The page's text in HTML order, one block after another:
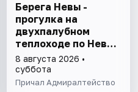
Берега Невы -
прогулка на
двухпалубном
теплоходе по Неве
с подходом к
Финскому заливу
8 августа 2026 •
суббота
Причал Адмиралтейство